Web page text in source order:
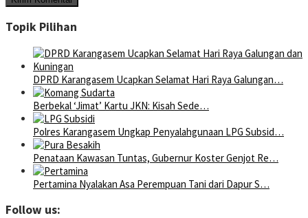
Topik Pilihan
DPRD Karangasem Ucapkan Selamat Hari Raya Galungan…
Berbekal ‘Jimat’ Kartu JKN: Kisah Sede…
Polres Karangasem Ungkap Penyalahgunaan LPG Subsid…
Penataan Kawasan Tuntas, Gubernur Koster Genjot Re…
Pertamina Nyalakan Asa Perempuan Tani dari Dapur S…
Follow us: